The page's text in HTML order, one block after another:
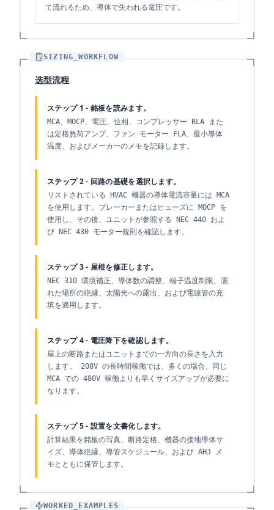
て流れるため、導体で失われる電圧です。
SIZING_WORKFLOW
选型流程
ステップ 1 - 銘板を読みます。
MCA、MOCP、電圧、位相、コンプレッサー RLA また
は定格負荷アンプ、ファン モーター FLA、最小導体
温度、およびメーカーのメモを記録します。
ステップ 2 - 回路の基礎を選択します。
リストされている HVAC 機器の導体電流容量には MCA
を使用します。ブレーカーまたはヒューズに MOCP を
使用し、その後、ユニットが参照する NEC 440 およ
び NEC 430 モーター規則を確認します。
ステップ 3 - 屋根を修正します。
NEC 310 環境補正、導体数の調整、端子温度制限、濡
れた場所の絶縁、太陽光への露出、および電線管の充
填を適用します。
ステップ 4 - 電圧降下を確認します。
屋上の断路またはユニットまでの一方向の長さを入力
します。 208V の長時間稼働では、多くの場合、同じ
MCA での 480V 稼働よりも早くサイズアップが必要に
なります。
ステップ 5 - 設置を文書化します。
計算結果を銘板の写真、断路定格、機器の接地導体サ
イズ、導体絶縁、導管スケジュール、および AHJ メ
モとともに保管します。
WORKED_EXAMPLES